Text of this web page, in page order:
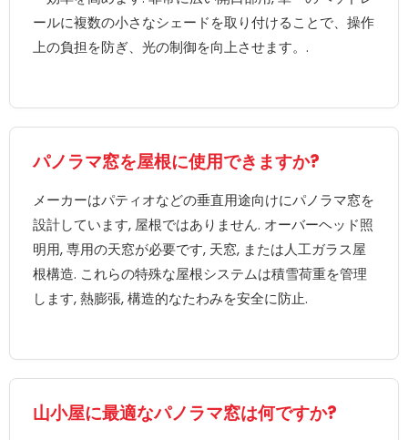
ールに複数の小さなシェードを取り付けることで、操作
上の負担を防ぎ、光の制御を向上させます。.
パノラマ窓を屋根に使用できますか?
メーカーはパティオなどの垂直用途向けにパノラマ窓を
設計しています, 屋根ではありません. オーバーヘッド照
明用, 専用の天窓が必要です, 天窓, または人工ガラス屋
根構造. これらの特殊な屋根システムは積雪荷重を管理
します, 熱膨張, 構造的なたわみを安全に防止.
山小屋に最適なパノラマ窓は何ですか?